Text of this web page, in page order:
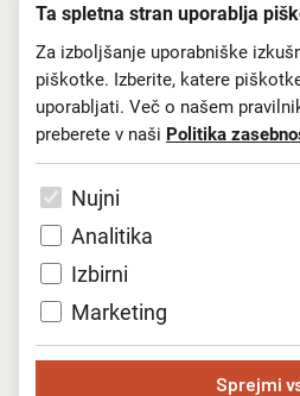
Ta spletna stran uporablja
Za izboljšanje uporabniške
piškotke. Izberite, katere
uporabljati. Več o našem
preberete v naši Politika
Nujni
Analitika
Izbirni
Marketing
Sprejmi
področju lutkovnega ustvarjanja
letih ali drugače po presoji članov
Predlogi za nagrado in priznanje
pisno utemeljitev. Predlagatelji
lutkovne ustanove, društva,
največ z dvema predlogoma za
kandidatov za
listino
naslovu :Lutkovno gledališče
Krekov trg 2, 1000 Ljubljana, s
Klemenčičeva nagrada -
podeljevanjeKlemenčičeve
listinebo po izteku razpisnega
predloge in svojo odločitev pisno